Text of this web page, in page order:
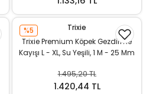
%5
Trixie
Trixie Premium Köpek Gezdirme
Kayışı L - XL, Su Yeşili, 1 M - 25 Mm
1.495,20 TL
1.420,44 TL